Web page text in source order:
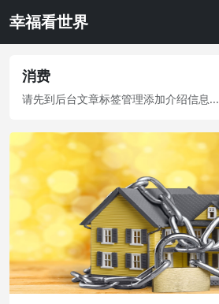
幸福看世界
消费
请先到后台文章标签管理添加介绍信息...